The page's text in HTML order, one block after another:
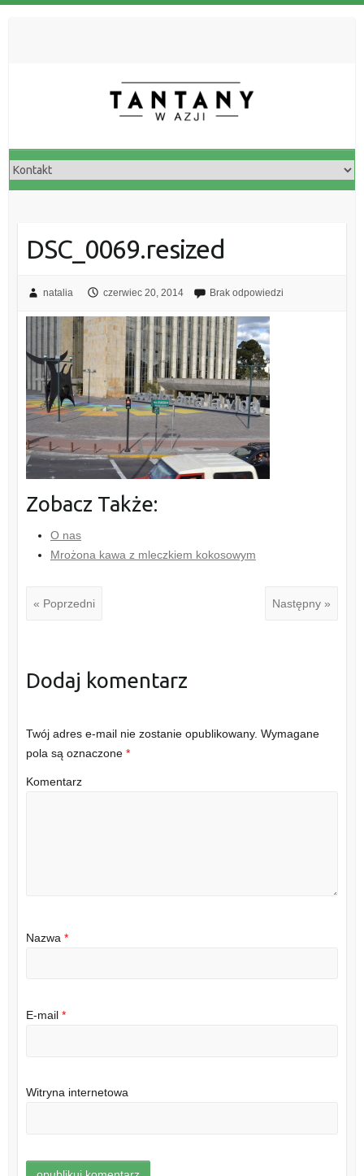
DSC_0069.resized
natalia czerwiec 20, 2014 Brak odpowiedzi
Zobacz Także:
O nas
Mrożona kawa z mleczkiem kokosowym
« Poprzedni Następny »
Dodaj komentarz
Twój adres e-mail nie zostanie opublikowany. Wymagane
pola są oznaczone *
Komentarz
Nazwa *
E-mail *
Witryna internetowa